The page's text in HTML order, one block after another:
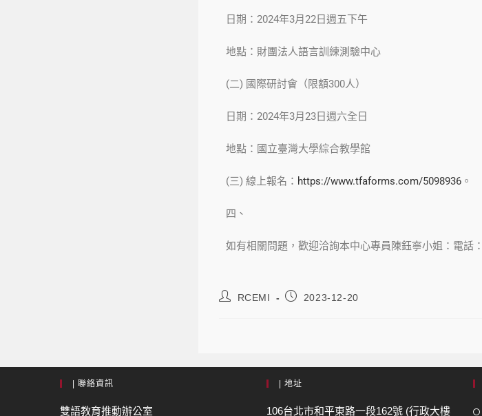
日期：2024年3月22日週五下午
地點：財團法人語言訓練測驗中心
(二) 國際研討會（限額300人）
日期：2024年3月23日週六全日
地點：國立臺灣大學綜合教學館
(三) 線上報名： https://www.tfaforms.com/5098936 。
四、
如有相關問題，歡迎洽詢本中心專員陳鈺寧小姐：電話
RCEMI 2023-12-20
| 聯絡資訊
雙語教育推動辦公室
| 地址
106台北市和平東路一段162號 (行政大樓